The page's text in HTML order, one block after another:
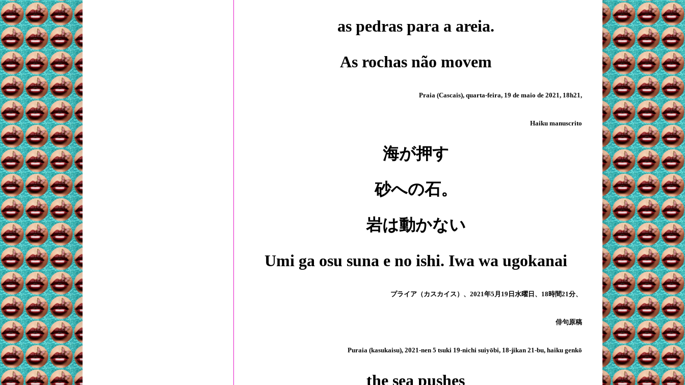
as pedras para a areia.
As rochas não movem
Praia (Cascais), quarta-feira, 19 de maio de 2021, 18h21,
Haiku manuscrito
海が押す
砂への石。
岩は動かない
Umi ga osu suna e no ishi. Iwa wa ugokanai
プライア（カスカイス）、 2021年5月 19 日水曜日、 18時間21分、
俳句原稿
Puraia (kasukaisu), 2021-nen 5 tsuki 19-nichi suiyōbi, 18-jikan 21-bu, haiku genkō
the sea pushes